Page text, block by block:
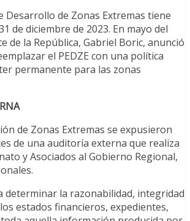
Desarrollo de Zonas Extremas tiene
de diciembre de 2023. En mayo del
de la República, Gabriel Boric, anunció
el PEDZE con una política
permanente para las zonas
de Zonas Extremas se expusieron
de una auditoría externa que realiza
y Asociados al Gobierno Regional,
determinar la razonabilidad, integridad
estados financieros, expedientes,